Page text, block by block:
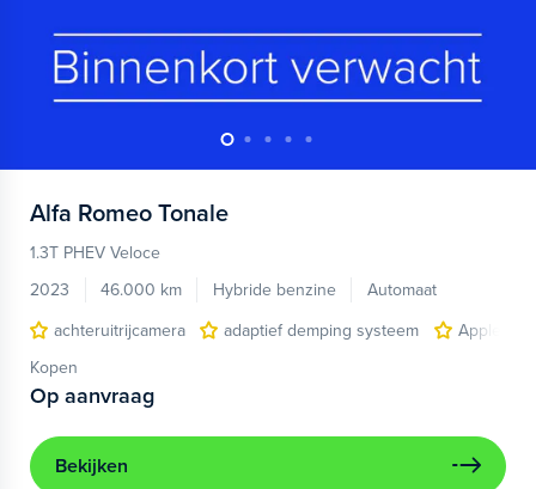
Alfa Romeo Tonale
1.3T PHEV Veloce
2023
46.000 km Hybride benzine
Automaat
achteruitrijcamera
adaptief demping systeem
Apple
Kopen
Op aanvraag
Bekijken